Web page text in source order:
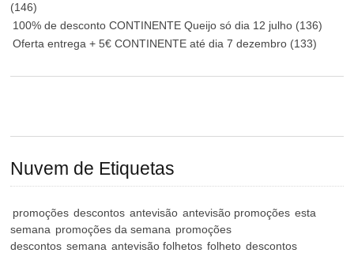
(146)
100% de desconto CONTINENTE Queijo só dia 12 julho (136)
Oferta entrega + 5€ CONTINENTE até dia 7 dezembro (133)
Nuvem de Etiquetas
promoções descontos antevisão antevisão promoções esta
semana promoções da semana promoções
descontos semana antevisão folhetos folheto descontos